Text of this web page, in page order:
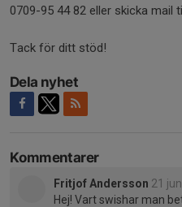
0709-95 44 82 eller skicka mail
Tack för ditt stöd!
Dela nyhet
Kommentarer
Fritjof Andersson 21
Hej! Vart swishar man